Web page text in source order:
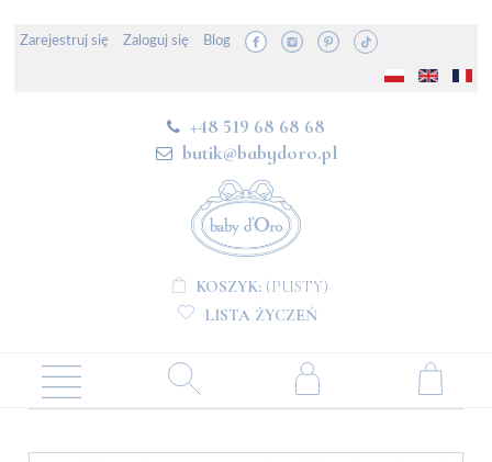
Zarejestruj się Zaloguj się Blog
+48 519 68 68 68
butik@babydoro.pl
KOSZYK: (PUSTY)
LISTA ŻYCZEŃ